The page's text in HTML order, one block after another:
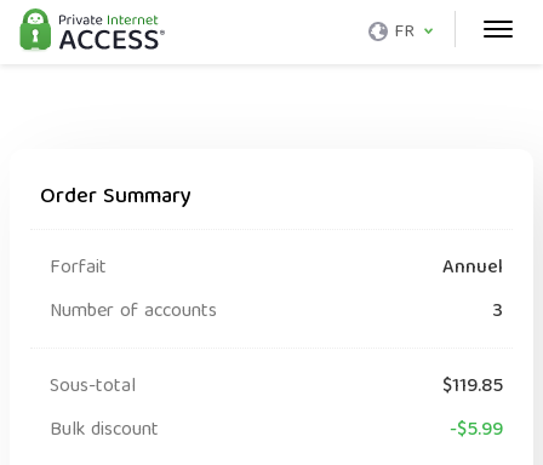
FR
Order Summary
Forfait
Annuel
Number of accounts
3
Sous-total
$119.85
Bulk discount
-$5.99